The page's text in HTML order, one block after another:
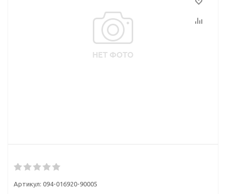
Артикул: 094-016920-90005